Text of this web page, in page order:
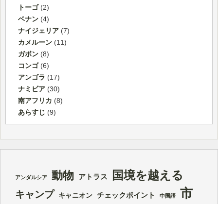
トーゴ(2)
ベナン (4)
ナイジェリア (7)
カメルーン (11)
ガボン (8)
コンゴ(6)
アンゴラ (17)
ナミビア (30)
南アフリカ (8)
あらすじ (9)
アンダルシア 動物 アトラス 国境を越える
キャンプ キャニオン チェックポイント 中国語 市